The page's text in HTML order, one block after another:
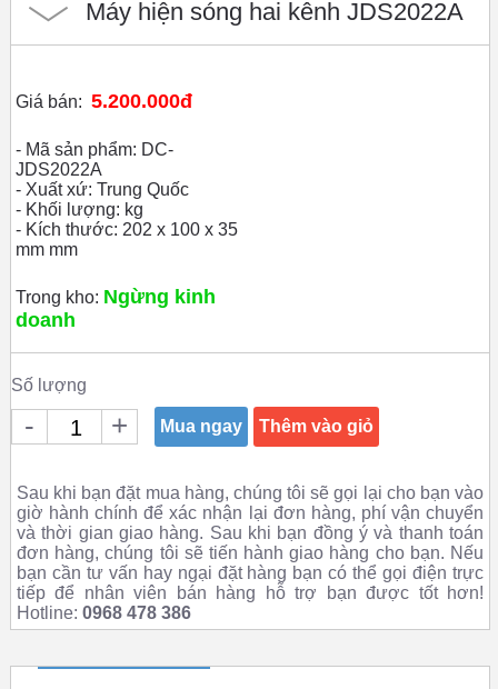
Máy hiện sóng hai kênh JDS2022A
Giá bán:5.200.000đ
- Mã sản phẩm: DC-
JDS2022A
- Xuất xứ: Trung Quốc
- Khối lượng: kg
- Kích thước: 202 x 100 x 35
mm mm
Trong kho: Ngừng kinh
doanh
Số lượng
- + Mua ngay Thêm vào giỏ
Sau khi bạn đặt mua hàng, chúng tôi sẽ gọi lại cho bạn vào
giờ hành chính để xác nhận lại đơn hàng, phí vận chuyển
và thời gian giao hàng. Sau khi bạn đồng ý và thanh toán
đơn hàng, chúng tôi sẽ tiến hành giao hàng cho bạn. Nếu
bạn cần tư vấn hay ngại đặt hàng bạn có thể gọi điện trực
tiếp để nhân viên bán hàng hỗ trợ bạn được tốt hơn!
Hotline: 0968 478 386